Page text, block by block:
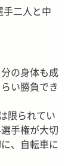
二人と中
の身体も成
い勝負でき
限られてい
手権が大切
、自転車に